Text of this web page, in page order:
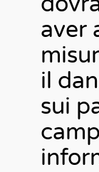
aver
il
sui